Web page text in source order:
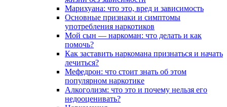
Марихуана: что это, вред и зависимость
Основные признаки и симптомы
употребления наркотиков
Мой сын — наркоман: что делать и как
помочь?
Как заставить наркомана признаться и начать
лечиться?
Мефедрон: что стоит знать об этом
популярном наркотике
Алкоголизм: что это и почему нельзя его
недооценивать?